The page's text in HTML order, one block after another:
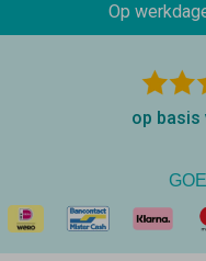
Op
op basis